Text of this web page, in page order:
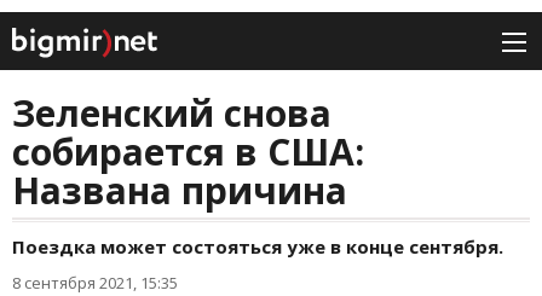
Зеленский снова
собирается в США:
Названа причина
Поездка может состояться уже в конце сентября.
8 сентября 2021, 15:35